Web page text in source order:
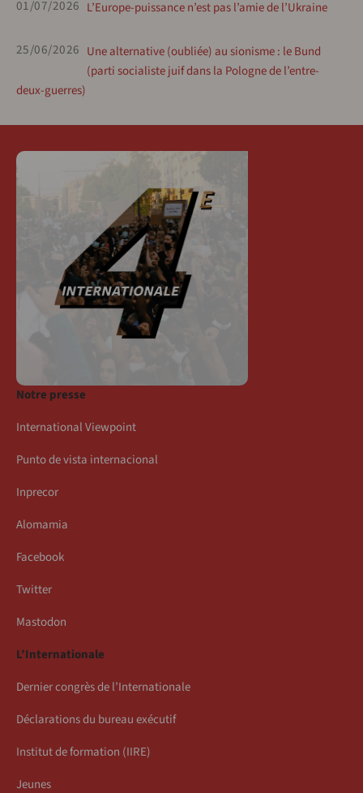
01/07/2026 L’Europe-puissance n’est pas l’amie de l’Ukraine
25/06/2026 Une alternative (oubliée) au sionisme : le Bund
(parti socialiste juif dans la Pologne de l’entre-
deux-guerres)
Notre presse
International Viewpoint
Punto de vista internacional
Inprecor
Alomamia
Facebook
Twitter
Mastodon
L’Internationale
Dernier congrès de l’Internationale
Déclarations du bureau exécutif
Institut de formation (IIRE)
Jeunes